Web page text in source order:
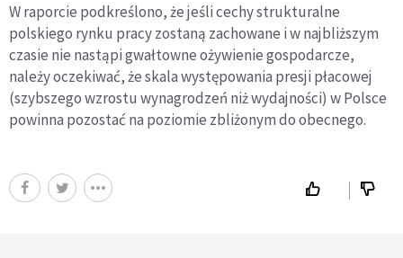
W raporcie podkreślono, że jeśli cechy strukturalne
polskiego rynku pracy zostaną zachowane i w najbliższym
czasie nie nastąpi gwałtowne ożywienie gospodarcze,
należy oczekiwać, że skala występowania presji płacowej
(szybszego wzrostu wynagrodzeń niż wydajności) w Polsce
powinna pozostać na poziomie zbliżonym do obecnego.